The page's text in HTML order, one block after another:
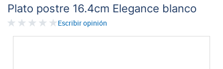
Plato postre 16.4cm Elegance blanco
Escribir opinión